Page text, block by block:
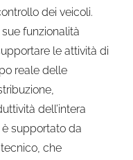
dei veicoli.
funzionalità
le attività di
reale delle
dell’intera
supportato da
che